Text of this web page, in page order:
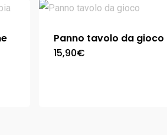
Panno tavolo da gioco
15,90€